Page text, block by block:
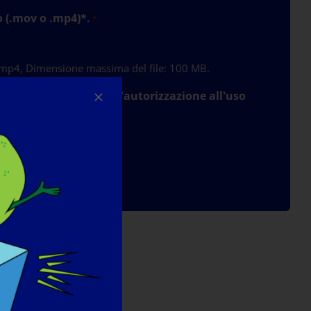
(.mov o .mp4)*. *
Dimensione massima del file: 100 MB.
Foundation l'autorizzazione all'uso